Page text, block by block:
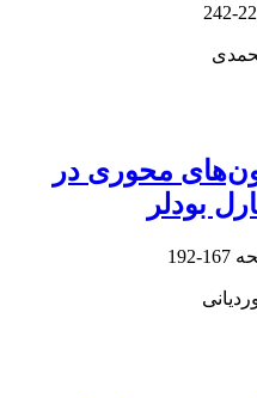
محوری در
بودلر
167-192